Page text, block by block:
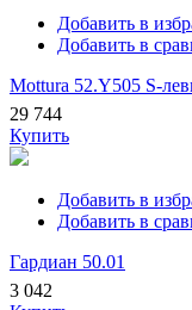
Добавить в
Добавить в
Mottura 52.Y505 S-
29 744
Купить
Добавить в
Добавить в
Гардиан 50.01
3 042